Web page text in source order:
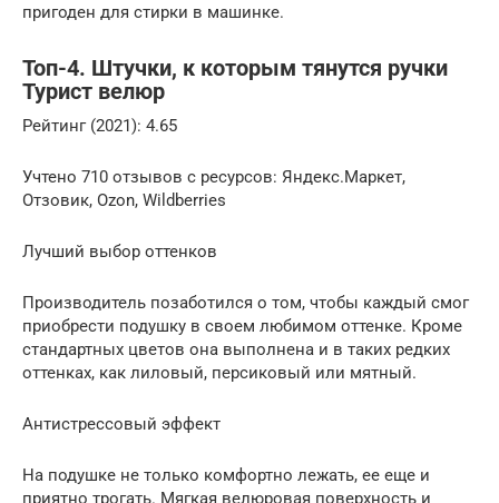
пригоден для стирки в машинке.
Топ-4. Штучки, к которым тянутся ручки
Турист велюр
Рейтинг (2021): 4.65
Учтено 710 отзывов с ресурсов: Яндекс.Маркет,
Отзовик, Ozon, Wildberries
Лучший выбор оттенков
Производитель позаботился о том, чтобы каждый смог
приобрести подушку в своем любимом оттенке. Кроме
стандартных цветов она выполнена и в таких редких
оттенках, как лиловый, персиковый или мятный.
Антистрессовый эффект
На подушке не только комфортно лежать, ее еще и
приятно трогать. Мягкая велюровая поверхность и